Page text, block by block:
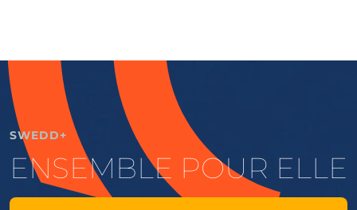
SWEDD+
ENSEMBLE POUR ELLE